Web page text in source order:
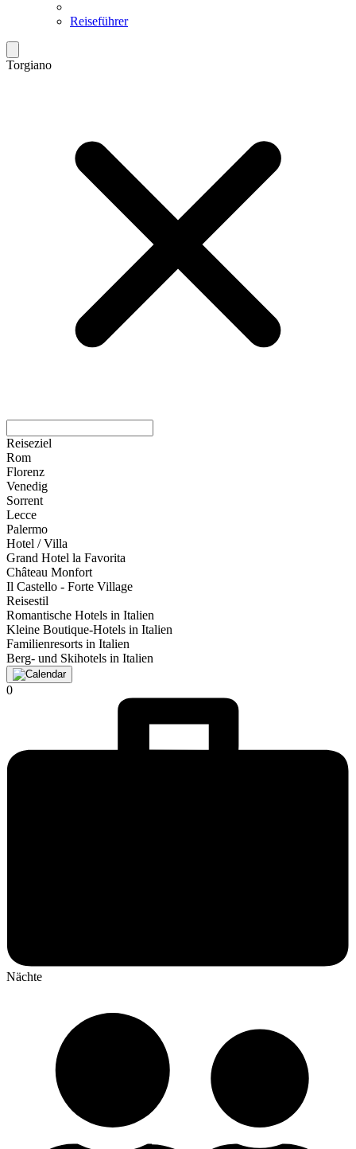
Reiseführer
Torgiano
Reiseziel
Rom
Florenz
Venedig
Sorrent
Lecce
Palermo
Hotel / Villa
Grand Hotel la Favorita
Château Monfort
Il Castello - Forte Village
Reisestil
Romantische Hotels in Italien
Kleine Boutique-Hotels in Italien
Familienresorts in Italien
Berg- und Skihotels in Italien
0
Nächte